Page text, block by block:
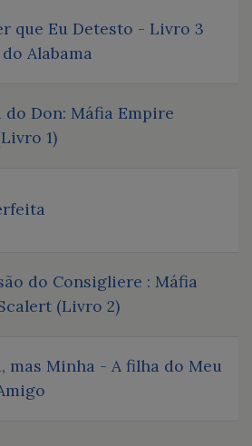
que Eu Detesto - Livro 3
Alabama
do Don: Máfia Empire
1)
do Consigliere : Máfia
(Livro 2)
mas Minha - A filha do Meu